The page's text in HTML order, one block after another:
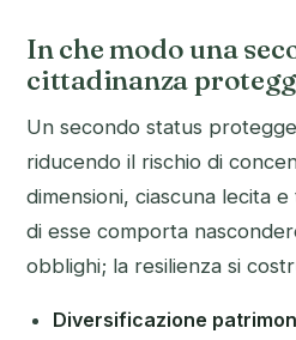
In che modo una
cittadinanza
Un secondo status
riducendo il rischio di
dimensioni, ciascuna lecita
di esse comporta
obblighi; la resilienza si
Diversificazione